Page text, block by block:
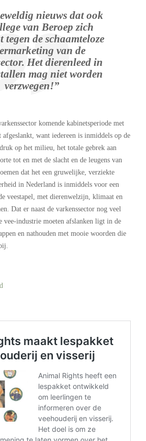
nieuws dat ook
van Beroep zich
tegen de schaamteloze
van de
Het dierenleed in
mag niet worden
verzwegen!”
komende kabinetsperiode met
want iedereen is inmiddels op de
op het milieu, het totale gebrek aan
tot en met de slacht en de leugens van
dat het een gruwelijke, verziekte
in Nederland is inmiddels voor een
veestapel, met dierenwelzijn, klimaat en
Dat er naast de varkenssector nog veel
vee-industrie moeten afslanken ligt in de
en nathouden met mooie woorden die